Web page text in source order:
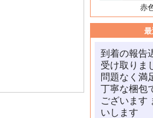
赤
到着の報告
受け取りま
問題なく満
丁寧な梱包
ございます
いします